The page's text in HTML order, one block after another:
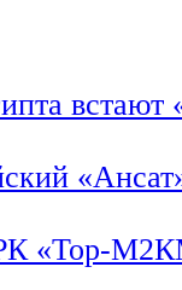
встают
«Тор-